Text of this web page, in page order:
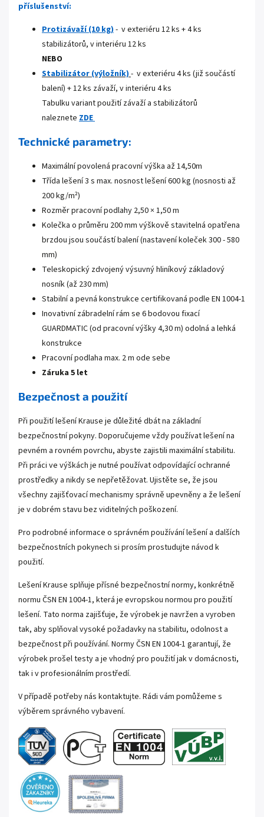
příslušenství:
Protizávaží (10 kg)- v exteriéru 12 ks + 4 ks
stabilizátorů, v interiéru 12 ks
NEBO
Stabilizátor(výložník)- v exteriéru 4 ks (již součástí
balení) + 12 ks závaží, v interiéru 4 ks
Tabulku variant použití závaží a stabilizátorů
naleznete ZDE
Technické parametry:
Maximální povolená pracovní výška až 14,50m
Třída lešení 3 s max. nosnost lešení 600 kg (nosnosti až
200 kg/m²)
Rozměr pracovní podlahy 2,50 × 1,50 m
Kolečka o průměru 200 mm výškově stavitelná opatřena
brzdou jsou součástí balení (nastavení koleček 300 - 580
mm)
Teleskopický zdvojený výsuvný hliníkový základový
nosník (až 230 mm)
Stabilní a pevná konstrukce certifikovaná podle EN 1004-1
Inovativní zábradelní rám se 6 bodovou fixací
GUARDMATIC (od pracovní výšky 4,30 m) odolná a lehká
konstrukce
Pracovní podlaha max. 2 m ode sebe
Záruka 5 let
Bezpečnost a použití
Při použití lešení Krause je důležité dbát na základní
bezpečnostní pokyny. Doporučujeme vždy používat lešení na
pevném a rovném povrchu, abyste zajistili maximální stabilitu.
Při práci ve výškách je nutné používat odpovídající ochranné
prostředky a nikdy se nepřetěžovat. Ujistěte se, že jsou
všechny zajišťovací mechanismy správně upevněny a že lešení
je v dobrém stavu bez viditelných poškození.
Pro podrobné informace o správném používání lešení a dalších
bezpečnostních pokynech si prosím prostudujte návod k
použití.
Lešení Krause splňuje přísné bezpečnostní normy, konkrétně
normu ČSN EN 1004-1, která je evropskou normou pro použití
lešení. Tato norma zajišťuje, že výrobek je navržen a vyroben
tak, aby splňoval vysoké požadavky na stabilitu, odolnost a
bezpečnost při používání. Normy ČSN EN 1004-1 garantují, že
výrobek prošel testy a je vhodný pro použití jak v domácnosti,
tak i v profesionálním prostředí.
V případě potřeby nás kontaktujte. Rádi vám pomůžeme s
výběrem správného vybavení.